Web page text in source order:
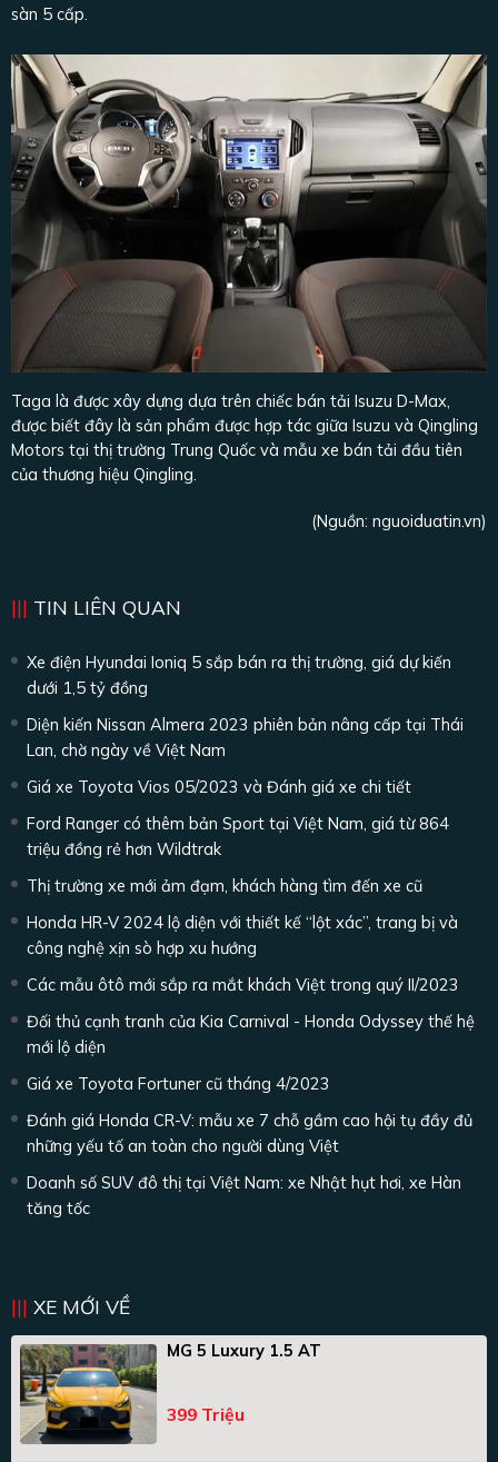
sàn 5 cấp.
Taga là được xây dựng dựa trên chiếc bán tải Isuzu D-Max,
được biết đây là sản phẩm được hợp tác giữa Isuzu và Qingling
Motors tại thị trường Trung Quốc và mẫu xe bán tải đầu tiên
của thương hiệu Qingling.
(Nguồn: nguoiduatin.vn)
TIN LIÊN QUAN
Xe điện Hyundai Ioniq 5 sắp bán ra thị trường, giá dự kiến
dưới 1,5 tỷ đồng
Diện kiến Nissan Almera 2023 phiên bản nâng cấp tại Thái
Lan, chờ ngày về Việt Nam
Giá xe Toyota Vios 05/2023 và Đánh giá xe chi tiết
Ford Ranger có thêm bản Sport tại Việt Nam, giá từ 864
triệu đồng rẻ hơn Wildtrak
Thị trường xe mới ảm đạm, khách hàng tìm đến xe cũ
Honda HR-V 2024 lộ diện với thiết kế “lột xác”, trang bị và
công nghệ xịn sò hợp xu hướng
Các mẫu ôtô mới sắp ra mắt khách Việt trong quý II/2023
Đối thủ cạnh tranh của Kia Carnival - Honda Odyssey thế hệ
mới lộ diện
Giá xe Toyota Fortuner cũ tháng 4/2023
Đánh giá Honda CR-V: mẫu xe 7 chỗ gầm cao hội tụ đầy đủ
những yếu tố an toàn cho người dùng Việt
Doanh số SUV đô thị tại Việt Nam: xe Nhật hụt hơi, xe Hàn
tăng tốc
XE MỚI VỀ
MG 5 Luxury 1.5 AT
399 Triệu